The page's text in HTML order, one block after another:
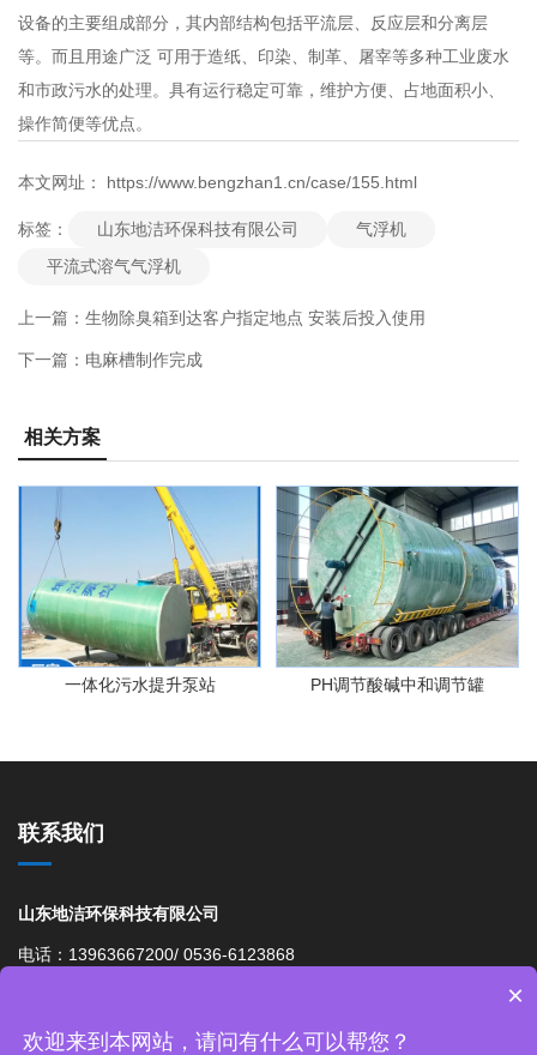
设备的主要组成部分，其内部结构包括平流层、反应层和分离层
等。而且用途广泛 可用于造纸、印染、制革、屠宰等多种工业废水
和市政污水的处理。具有运行稳定可靠，维护方便、占地面积小、
操作简便等优点。
本文网址： https://www.bengzhan1.cn/case/155.html
标签： 山东地洁环保科技有限公司
气浮机
平流式溶气气浮机
上一篇： 生物除臭箱到达客户指定地点 安装后投入使用
下一篇： 电麻槽制作完成
相关方案
一体化污水提升泵站 PH调节酸碱中和调节罐
联系我们
山东地洁环保科技有限公司
电话：13963667200/ 0536-6123868
网址：http://www.bengzhan1.cn
×
欢迎来到本网站，请问有什么可以帮您？